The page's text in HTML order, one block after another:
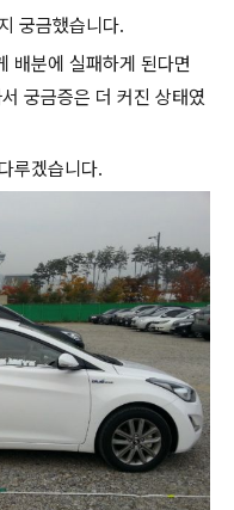
궁금했습니다.
배분에 실패하게 된다면
궁금증은 더 커진 상태였
루겠습니다.